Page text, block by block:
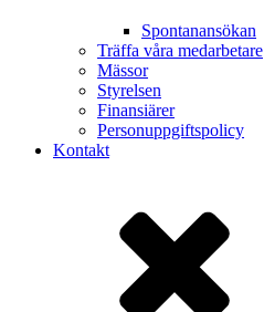
Spontanansökan
Träffa våra medarbetare
Mässor
Styrelsen
Finansiärer
Personuppgiftspolicy
Kontakt